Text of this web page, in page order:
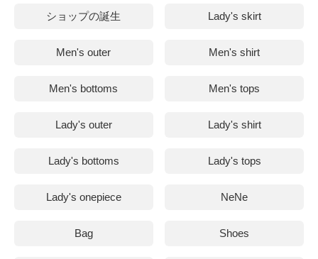
ショップの誕生 Lady's skirt
Men's outer Men's shirt
Men's bottoms Men's tops
Lady's outer Lady's shirt
Lady's bottoms Lady's tops
Lady's onepiece NeNe
Bag Shoes